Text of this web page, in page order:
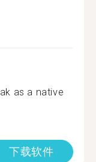
as a native
下载软件